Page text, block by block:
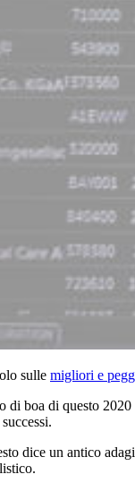
sulle migliori e
di boa di questo
dice un antico